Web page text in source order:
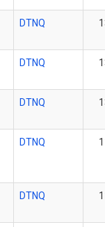
DTNQ
DTNQ
DTNQ
DTNQ
DTNQ